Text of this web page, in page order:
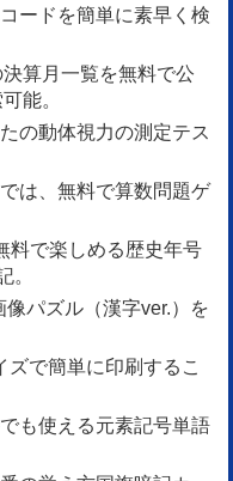
ードを簡単に素早く検
算月一覧を無料で公
能。
の動体視力の測定テス
は、無料で算数問題ゲ
料で楽しめる歴史年号
。
像パズル（漢字ver.）を
ズで簡単に印刷するこ
も使える元素記号単語